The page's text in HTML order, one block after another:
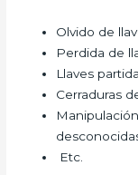
Olvido de
Perdida de
Llaves
Cerraduras
Etc.